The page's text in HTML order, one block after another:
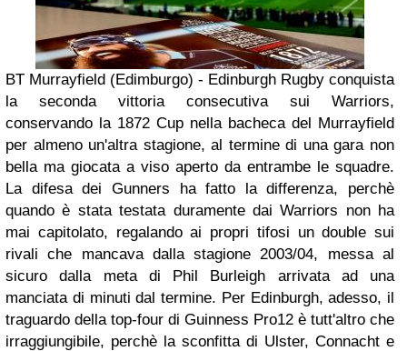
BT Murrayfield (Edimburgo) - Edinburgh Rugby conquista
la seconda vittoria consecutiva sui Warriors,
conservando la 1872 Cup nella bacheca del Murrayfield
per almeno un'altra stagione, al termine di una gara non
bella ma giocata a viso aperto da entrambe le squadre.
La difesa dei Gunners ha fatto la differenza, perchè
quando è stata testata duramente dai Warriors non ha
mai capitolato, regalando ai propri tifosi un double sui
rivali che mancava dalla stagione 2003/04, messa al
sicuro dalla meta di Phil Burleigh arrivata ad una
manciata di minuti dal termine. Per Edinburgh, adesso, il
traguardo della top-four di Guinness Pro12 è tutt'altro che
irraggiungibile, perchè la sconfitta di Ulster, Connacht e